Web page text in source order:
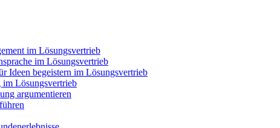
im Lösungsvertrieb
im Lösungsvertrieb
Ideen begeistern im Lösungsvertrieb
im Lösungsvertrieb
argumentieren